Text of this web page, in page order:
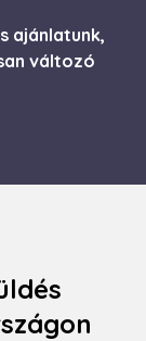
szedve.
házhoz
ajánlatunk,
változó